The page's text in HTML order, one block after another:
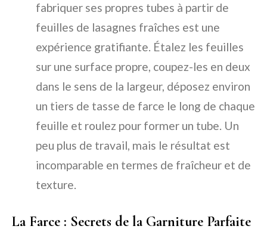
fabriquer ses propres tubes à partir de
feuilles de lasagnes fraîches est une
expérience gratifiante. Étalez les feuilles
sur une surface propre, coupez-les en deux
dans le sens de la largeur, déposez environ
un tiers de tasse de farce le long de chaque
feuille et roulez pour former un tube. Un
peu plus de travail, mais le résultat est
incomparable en termes de fraîcheur et de
texture.
La Farce : Secrets de la Garniture Parfaite